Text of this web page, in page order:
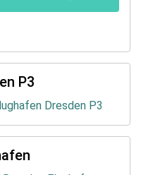
P3
Dresden P3